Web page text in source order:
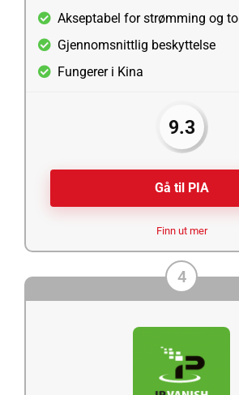
Akseptabel for strømming og
Gjennomsnittlig beskyttelse
Fungerer i Kina
9.3
Gå til PIA
Finn ut mer
4